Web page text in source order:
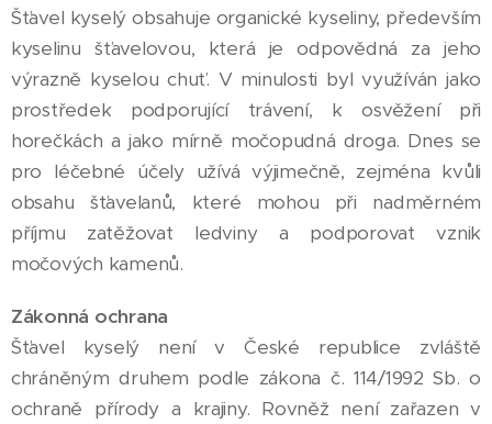
Šťavel kyselý obsahuje organické kyseliny, především
kyselinu šťavelovou, která je odpovědná za jeho
výrazně kyselou chuť. V minulosti byl využíván jako
prostředek podporující trávení, k osvěžení při
horečkách a jako mírně močopudná droga. Dnes se
pro léčebné účely užívá výjimečně, zejména kvůli
obsahu šťavelanů, které mohou při nadměrném
příjmu zatěžovat ledviny a podporovat vznik
močových kamenů.
Zákonná ochrana
Šťavel kyselý není v České republice zvláště
chráněným druhem podle zákona č. 114/1992 Sb. o
ochraně přírody a krajiny. Rovněž není zařazen v